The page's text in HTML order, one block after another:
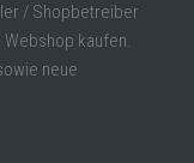
/ Shopbetreiber
kaufen.
neue